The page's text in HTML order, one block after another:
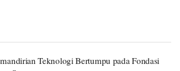
Teknologi Bertumpu pada Fondasi